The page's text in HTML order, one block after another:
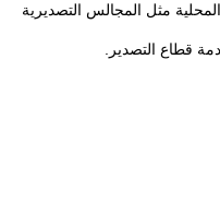
مثل المجالس التصديرية
قطاع التصدير.